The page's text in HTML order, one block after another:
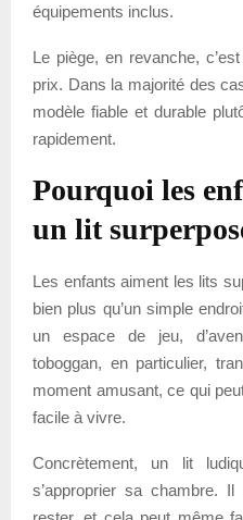
équipements inclus.
Le piège, en revanche,
prix. Dans la majorité des
modèle fiable et durable
rapidement.
Pourquoi les
un lit
Les enfants aiment les lits
bien plus qu’un simple
un espace de jeu,
toboggan, en particulier,
moment amusant, ce qui
facile à vivre.
Concrètement, un lit
s’approprier sa chambre.